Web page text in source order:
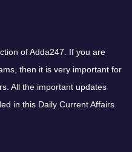
of Adda247. If you are
then it is very important for
All the important updates
in this Daily Current Affairs